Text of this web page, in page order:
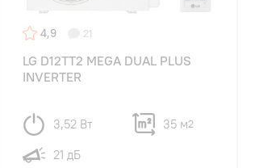
4,9 21
LG D12TT2 MEGA DUAL PLUS
INVERTER
3,52 Вт 35 м2
21 дБ